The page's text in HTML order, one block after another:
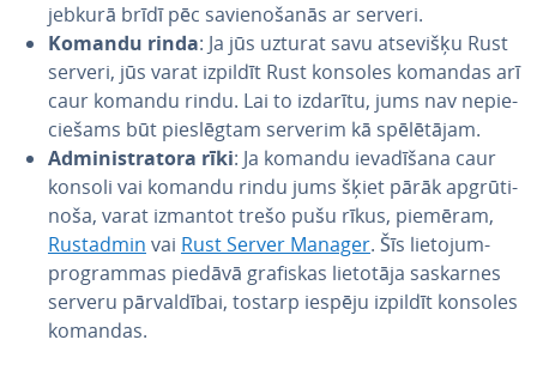
jebkurā brīdī pēc sa­vie­no­ša­nās ar serveri.
Komandu rinda: Ja jūs uzturat savu atsevišķu Rust
serveri, jūs varat izpildīt Rust konsoles komandas arī
caur komandu rindu. Lai to izdarītu, jums nav ne­pie­
cie­šams būt pie­slēg­tam serverim kā spē­lē­tā­jam.
Ad­mi­nis­tra­to­ra rīki: Ja komandu ie­va­dī­ša­na caur
konsoli vai komandu rindu jums šķiet pārāk ap­grū­ti­
no­ša, varat izmantot trešo pušu rīkus, piemēram,
Rustadmin vai Rust Server Manager. Šīs lie­to­jum­
prog­ram­mas piedāvā grafiskas lietotāja saskarnes
serveru pār­val­dī­bai, tostarp iespēju izpildīt konsoles
komandas.